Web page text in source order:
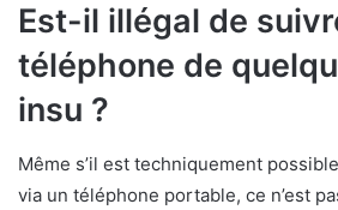
Est-il illégal de
téléphone de
insu ?
Même s’il est techniquement
via un téléphone portable, ce n’est